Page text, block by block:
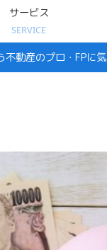
サービス
SERVICE
動産のプロ・FPに